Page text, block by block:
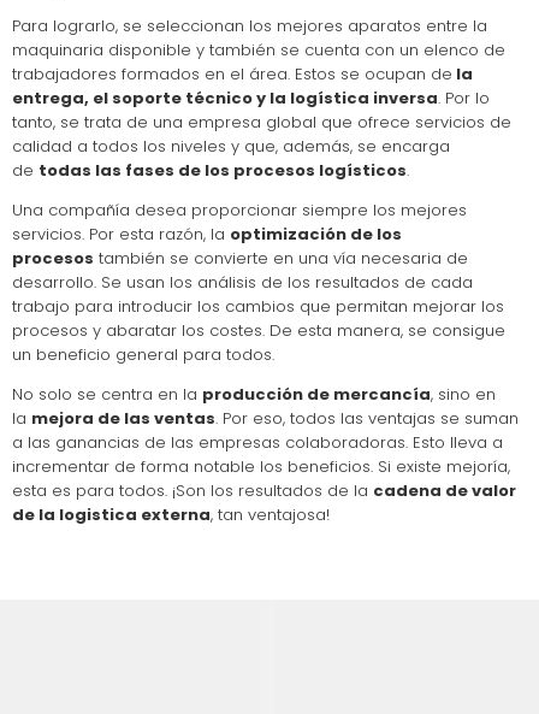
Para lograrlo, se seleccionan los mejores aparatos entre la
maquinaria disponible y también se cuenta con un elenco de
trabajadores formados en el área. Estos se ocupan de la
entrega, el soporte técnico y la logística inversa. Por lo
tanto, se trata de una empresa global que ofrece servicios de
calidad a todos los niveles y que, además, se encarga
de todas las fases de los procesos logísticos.
Una compañía desea proporcionar siempre los mejores
servicios. Por esta razón, la optimización de los
procesos también se convierte en una vía necesaria de
desarrollo. Se usan los análisis de los resultados de cada
trabajo para introducir los cambios que permitan mejorar los
procesos y abaratar los costes. De esta manera, se consigue
un beneficio general para todos.
No solo se centra en la producción de mercancía, sino en
la mejora de las ventas. Por eso, todos las ventajas se suman
a las ganancias de las empresas colaboradoras. Esto lleva a
incrementar de forma notable los beneficios. Si existe mejoría,
esta es para todos. ¡Son los resultados de la cadena de valor
de la logistica externa, tan ventajosa!